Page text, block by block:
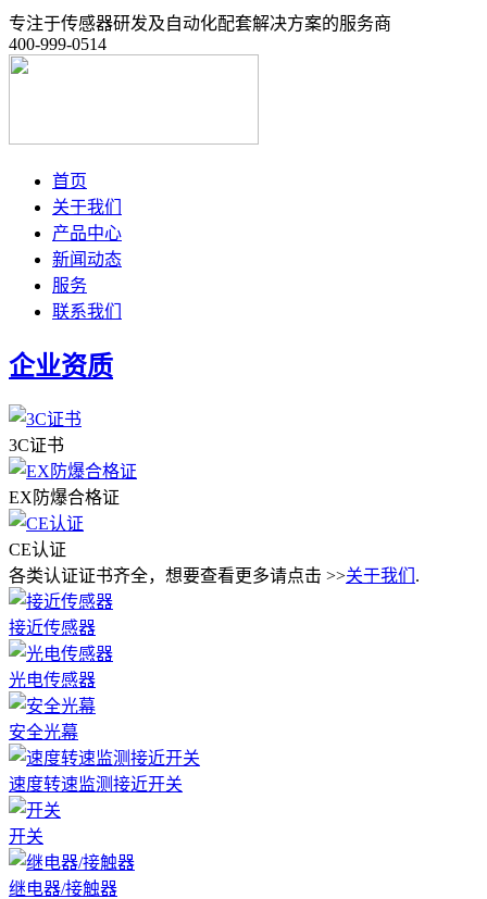
专注于传感器研发及自动化配套解决方案的服务商
400-999-0514
首页
关于我们
产品中心
新闻动态
服务
联系我们
企业资质
3C证书
EX防爆合格证
CE认证
各类认证证书齐全，想要查看更多请点击 >>关于我们 .
接近传感器
光电传感器
安全光幕
速度转速监测接近开关
开关
继电器/接触器